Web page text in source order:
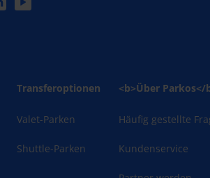
Transferoptionen
Valet-Parken
Shuttle-Parken
<b>Über Parkos</
Häufig gestellte
Kundenservice